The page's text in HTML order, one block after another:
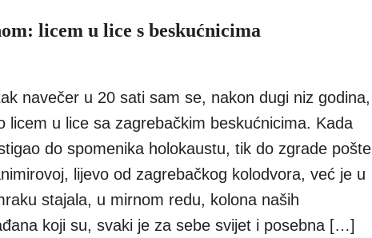
licem u lice s beskućnicima
navečer u 20 sati sam se, nakon dugi niz godina,
licem u lice sa zagrebačkim beskućnicima. Kada
do spomenika holokaustu, tik do zgrade pošte
lijevo od zagrebačkog kolodvora, već je u
stajala, u mirnom redu, kolona naših
koji su, svaki je za sebe svijet i posebna […]